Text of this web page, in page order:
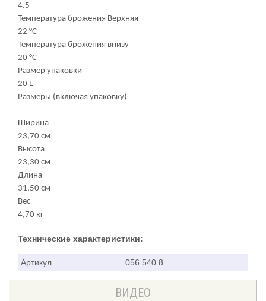
4.5
Температура брожения Верхняя
22 °C
Температура брожения внизу
20 °C
Размер упаковки
20 L
Размеры (включая упаковку)
Ширина
23,70 см
Высота
23,30 см
Длина
31,50 см
Вес
4,70 кг
Технические характеристики:
Артикул 056.540.8
ВИДЕО